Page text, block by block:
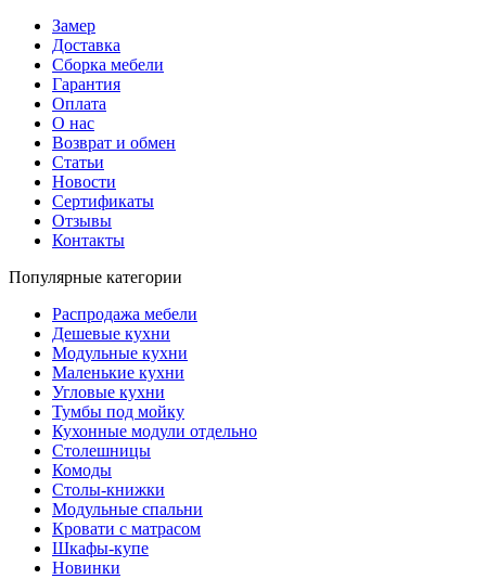
Замер
Доставка
Сборка мебели
Гарантия
Оплата
О нас
Возврат и обмен
Статьи
Новости
Сертификаты
Отзывы
Контакты
Популярные категории
Распродажа мебели
Дешевые кухни
Модульные кухни
Маленькие кухни
Угловые кухни
Тумбы под мойку
Кухонные модули отдельно
Столешницы
Комоды
Столы-книжки
Модульные спальни
Кровати с матрасом
Шкафы-купе
Новинки